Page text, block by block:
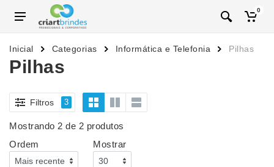
0
Inicial Categorias Informática e Telefonia Pilhas
Pilhas
Filtros 3
Mostrando 2 de 2 produtos
Ordem
Mostrar